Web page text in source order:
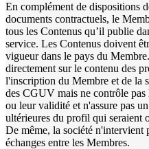
En complément de dispositions
documents contractuels, le
tous les Contenus qu’il publie
service. Les Contenus doivent
vigueur dans le pays du
directement sur le contenu des
l'inscription du Membre et de la
des CGUV mais ne contrôle
ou leur validité et n'assure pas
ultérieures du profil qui seraient
De même, la société n'intervient
échanges entre les Membres.